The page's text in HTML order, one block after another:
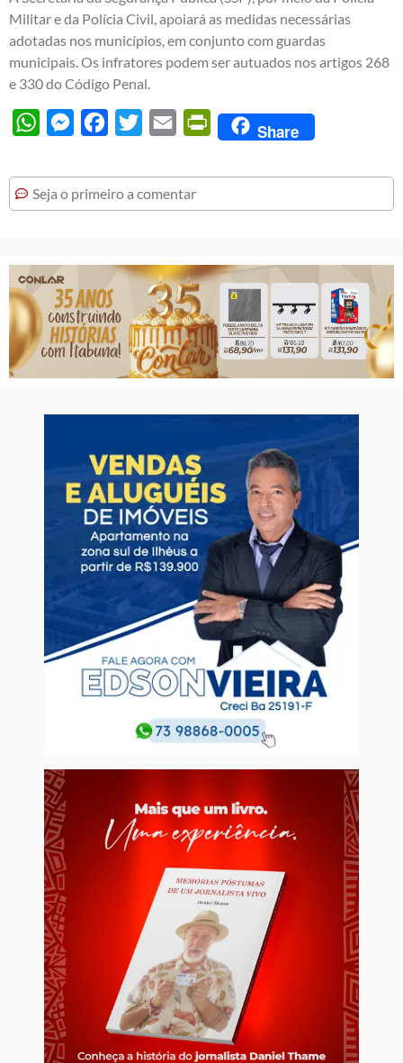
Militar e da Polícia Civil, apoiará as medidas necessárias
adotadas nos municípios, em conjunto com guardas
municipais. Os infratores podem ser autuados nos artigos 268
e 330 do Código Penal.
WhatsAppMessengerFacebook
Twitter Email PrintFriendly
Share
Seja o primeiro a comentar